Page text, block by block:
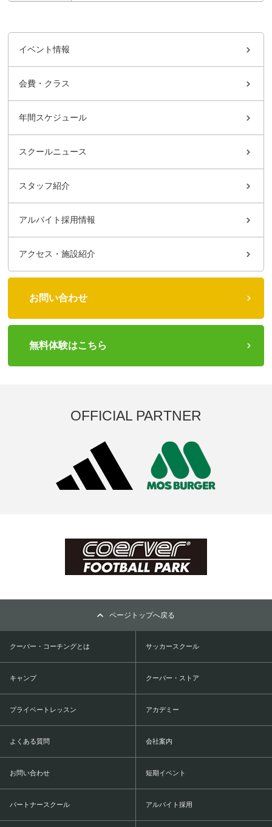
イベント情報
会費・クラス
年間スケジュール
スクールニュース
スタッフ紹介
アルバイト採用情報
アクセス・施設紹介
お問い合わせ
無料体験はこちら
OFFICIAL PARTNER
ページトップへ戻る
クーバー・コーチングとは サッカースクール
キャンプ クーバー・ストア
プライベートレッスン アカデミー
よくある質問 会社案内
お問い合わせ 短期イベント
パートナースクール アルバイト採用